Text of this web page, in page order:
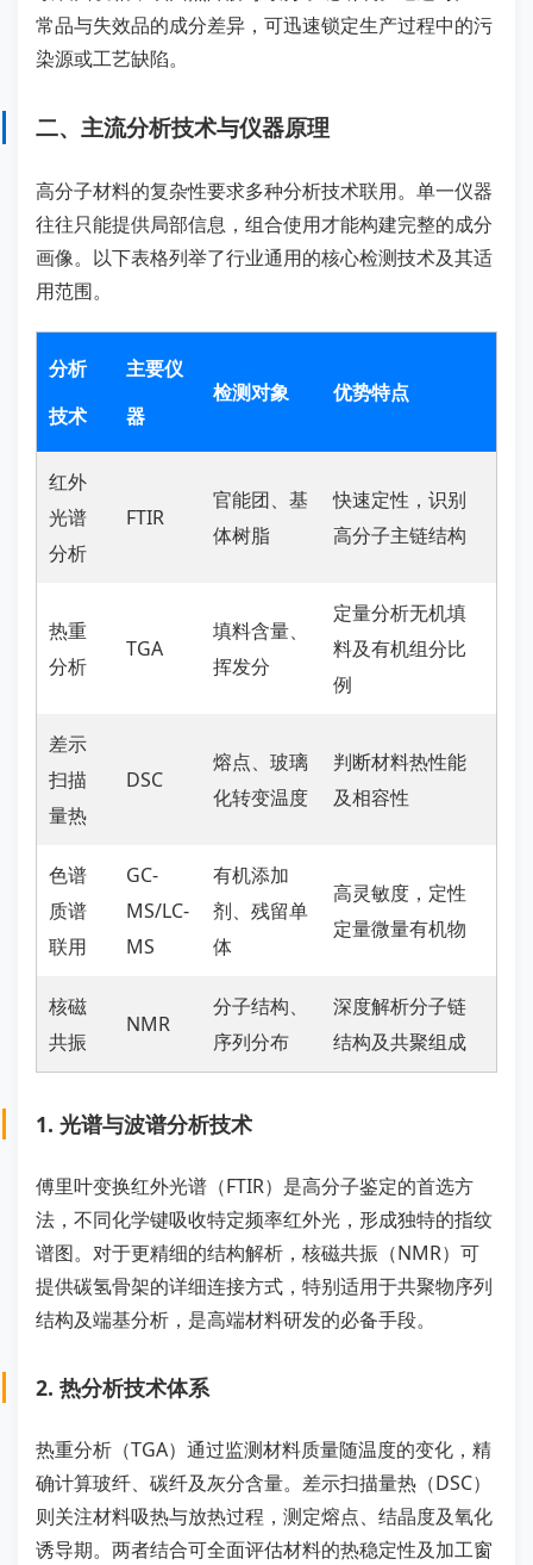
常品与失效品的成分差异，可迅速锁定生产过程中的污
染源或工艺缺陷。
二、主流分析技术与仪器原理
高分子材料的复杂性要求多种分析技术联用。单一仪器
往往只能提供局部信息，组合使用才能构建完整的成分
画像。以下表格列举了行业通用的核心检测技术及其适
用范围。
分析
技术
主要仪
器
检测对象 优势特点
红外
光谱
分析
FTIR
官能团、基
体树脂
快速定性，识别
高分子主链结构
热重
分析
TGA
填料含量、
挥发分
定量分析无机填
料及有机组分比
例
差示
扫描
量热
DSC
熔点、玻璃
化转变温度
判断材料热性能
及相容性
色谱
质谱
联用
GC-
MS/LC-
MS
有机添加
剂、残留单
体
高灵敏度，定性
定量微量有机物
核磁
共振
NMR
分子结构、
序列分布
深度解析分子链
结构及共聚组成
1. 光谱与波谱分析技术
傅里叶变换红外光谱（FTIR）是高分子鉴定的首选方
法，不同化学键吸收特定频率红外光，形成独特的指纹
谱图。对于更精细的结构解析，核磁共振（NMR）可
提供碳氢骨架的详细连接方式，特别适用于共聚物序列
结构及端基分析，是高端材料研发的必备手段。
2. 热分析技术体系
热重分析（TGA）通过监测材料质量随温度的变化，精
确计算玻纤、碳纤及灰分含量。差示扫描量热（DSC）
则关注材料吸热与放热过程，测定熔点、结晶度及氧化
诱导期。两者结合可全面评估材料的热稳定性及加工窗